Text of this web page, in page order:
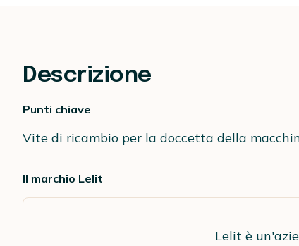
Descrizione
Punti chiave
Vite di ricambio per la doccetta della
Il marchio Lelit
Lelit è